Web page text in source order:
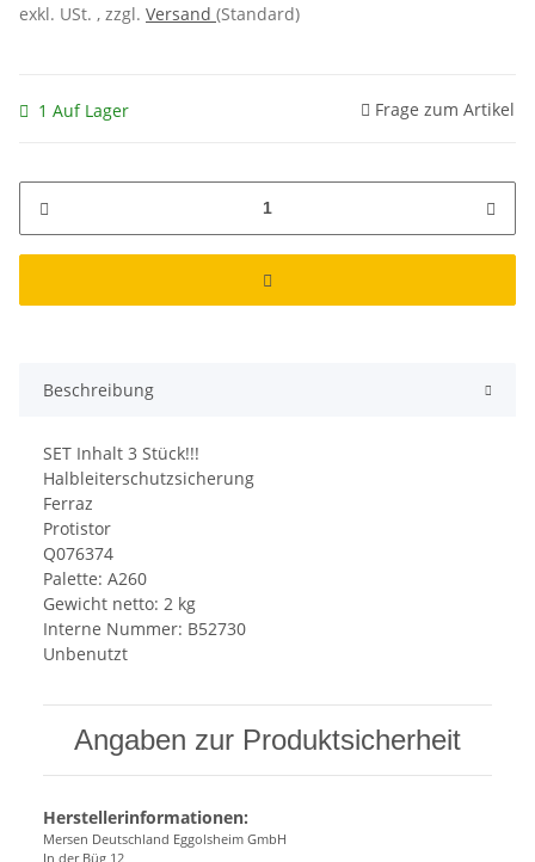
exkl. USt. , zzgl. Versand (Standard)
1 Auf Lager Frage zum Artikel
Beschreibung
SET Inhalt 3 Stück!!!
Halbleiterschutzsicherung
Ferraz
Protistor
Q076374
Palette: A260
Gewicht netto: 2 kg
Interne Nummer: B52730
Unbenutzt
Angaben zur Produktsicherheit
Herstellerinformationen:
Mersen Deutschland Eggolsheim GmbH
In der Büg 12